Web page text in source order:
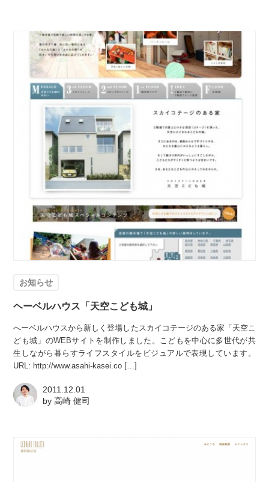
お知らせ
ヘーベルハウス「天空こども城」
へーベルハウスから新しく登場したスカイコテージのある家「天空こ
ども城」のWEBサイトを制作しました。こどもを中心に多世代が共
生しながら暮らすライフスタイルをビジュアルで表現しています。
URL: http://www.asahi-kasei.co […]
2011.12.01
by高崎 健司